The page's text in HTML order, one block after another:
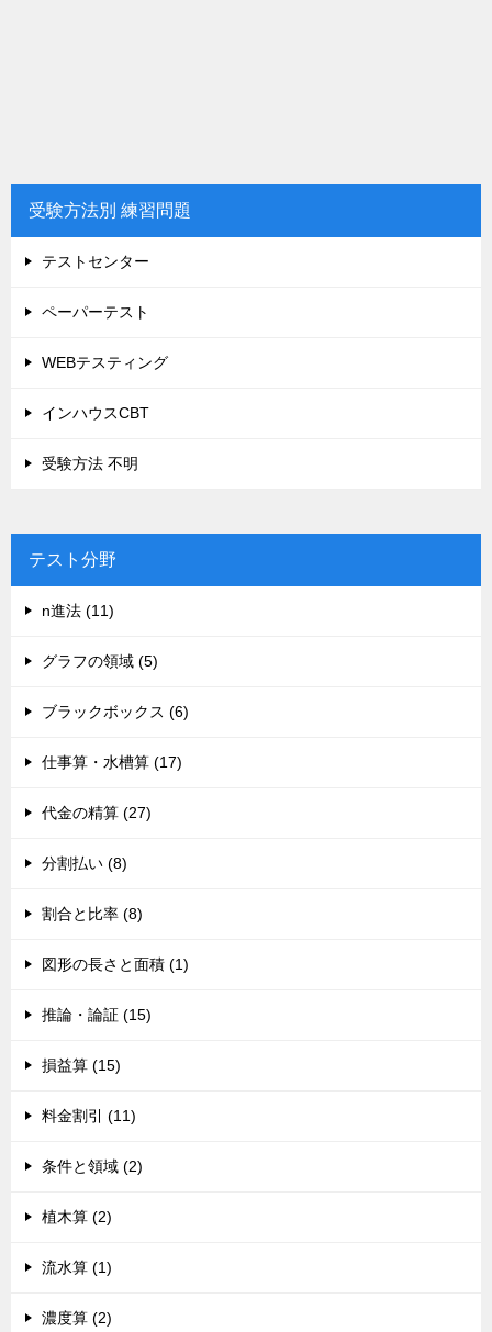
受験方法別 練習問題
テストセンター
ペーパーテスト
WEBテスティング
インハウスCBT
受験方法 不明
テスト分野
n進法 (11)
グラフの領域 (5)
ブラックボックス (6)
仕事算・水槽算 (17)
代金の精算 (27)
分割払い (8)
割合と比率 (8)
図形の長さと面積 (1)
推論・論証 (15)
損益算 (15)
料金割引 (11)
条件と領域 (2)
植木算 (2)
流水算 (1)
濃度算 (2)